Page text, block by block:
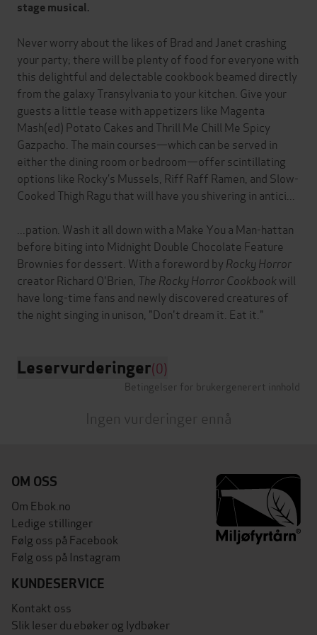
stage musical.
Never worry about the likes of Brad and Janet crashing
your party; there will be plenty of food for everyone with
this delightful and delectable cookbook beamed directly
from the galaxy Transylvania to your kitchen. Give your
guests a little tease with appetizers like Magenta
Mash(ed) Potato Cakes and Thrill Me Chill Me Spicy
Gazpacho. The main courses—which can be served in
either the dining room or bedroom—offer scintillating
options like Rocky’s Mussels, Riff Raff Ramen, and Slow-
Cooked Thigh Ragu that will have you shivering in antici...
...pation. Wash it all down with a Make You a Man-hattan
before biting into Midnight Double Chocolate Feature
Brownies for dessert. With a foreword by Rocky Horror
creator Richard O'Brien, The Rocky Horror Cookbook will
have long-time fans and newly discovered creatures of
Leservurderinger(0)
Betingelser for brukergenerert innhold
Ingen vurderinger ennå
OM OSS
Om Ebok.no
Ledige stillinger
Følg oss på Facebook
Følg oss på Instagram
KUNDESERVICE
Kontakt oss
Slik leser du ebøker og lydbøker